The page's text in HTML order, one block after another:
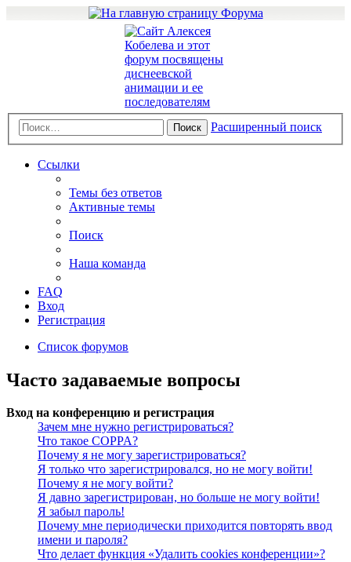
Поиск Расширенный поиск
Ссылки
Темы без ответов
Активные темы
Поиск
Наша команда
FAQ
Вход
Регистрация
Список форумов
Часто задаваемые вопросы
Вход на конференцию и регистрация
Зачем мне нужно регистрироваться?
Что такое COPPA?
Почему я не могу зарегистрироваться?
Я только что зарегистрировался, но не могу войти!
Почему я не могу войти?
Я давно зарегистрирован, но больше не могу войти!
Я забыл пароль!
Почему мне периодически приходится повторять ввод
имени и пароля?
Что делает функция «Удалить cookies конференции»?